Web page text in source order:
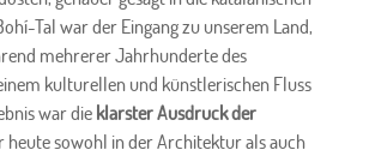
Tal war der Eingang zu unserem Land,
mehrerer Jahrhunderte des
kulturellen und künstlerischen Fluss
war die klarster Ausdruck der
heute sowohl in der Architektur als auch